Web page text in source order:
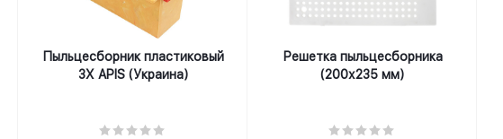
Пыльцесборник пластиковый
3X APIS (Украина)
Решетка пыльцесборника
(200х235 мм)